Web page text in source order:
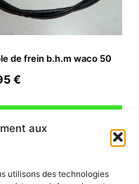
aux
utilisons des technologies
de frein b.h.m waco 50
€